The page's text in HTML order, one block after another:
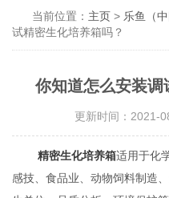
当前位置： 主页 > 乐鱼（
试精密生化培养箱吗？
你知道怎么安装调
更新时间：2021-
精密生化培养箱适用于化
感技、食品业、动物饲料制造